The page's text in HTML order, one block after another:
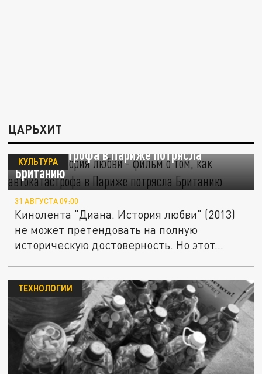
ЦАРЬХИТ
"Диана. История любви" - фильм о том, как
автокатастрофа в Париже потрясла
Британию
КУЛЬТУРА
31 АВГУСТА 09:00
Кинолента "Диана. История любви" (2013)
не может претендовать на полную
историческую достоверность. Но этот...
ТЕХНОЛОГИИ